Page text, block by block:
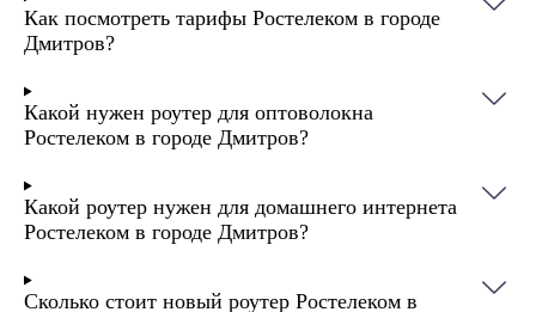
Как посмотреть тарифы Ростелеком в городе
Дмитров?
Какой нужен роутер для оптоволокна
Ростелеком в городе Дмитров?
Какой роутер нужен для домашнего интернета
Ростелеком в городе Дмитров?
Сколько стоит новый роутер Ростелеком в